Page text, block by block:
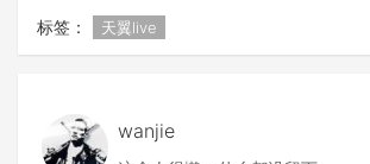
标签： 天翼live
wanjie